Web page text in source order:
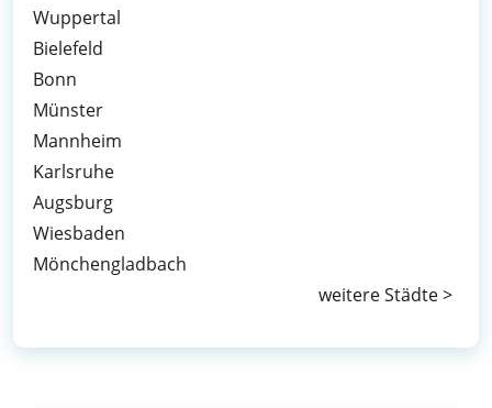
Wuppertal
Bielefeld
Bonn
Münster
Mannheim
Karlsruhe
Augsburg
Wiesbaden
Mönchengladbach
weitere Städte >